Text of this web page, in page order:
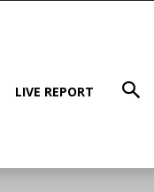
LIVE REPORT